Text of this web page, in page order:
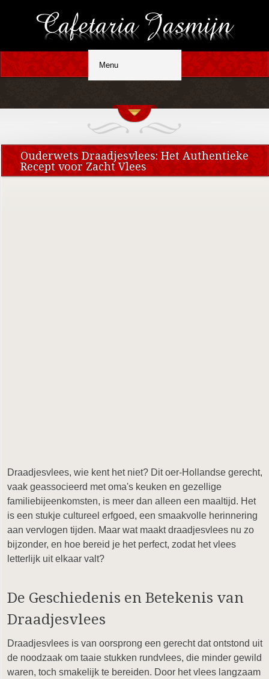
Ouderwets Draadjesvlees: Het Authentieke
Recept voor Zacht Vlees
Draadjesvlees, wie kent het niet? Dit oer-Hollandse gerecht,
vaak geassocieerd met oma's keuken en gezellige
familiebijeenkomsten, is meer dan alleen een maaltijd. Het
is een stukje cultureel erfgoed, een smaakvolle herinnering
aan vervlogen tijden. Maar wat maakt draadjesvlees nu zo
bijzonder, en hoe bereid je het perfect, zodat het vlees
letterlijk uit elkaar valt?
De Geschiedenis en Betekenis van
Draadjesvlees
Draadjesvlees is van oorsprong een gerecht dat ontstond uit
de noodzaak om taaie stukken rundvlees, die minder gewild
waren, toch smakelijk te bereiden. Door het vlees langzaam